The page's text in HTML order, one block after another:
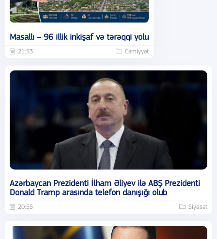
Masallı – 96 illik inkişaf və tərəqqi yolu
21:53 Cəmiyyət
Azərbaycan Prezidenti İlham Əliyev ilə ABŞ Prezidenti
Donald Tramp arasında telefon danışığı olub
20:55 Siyasət